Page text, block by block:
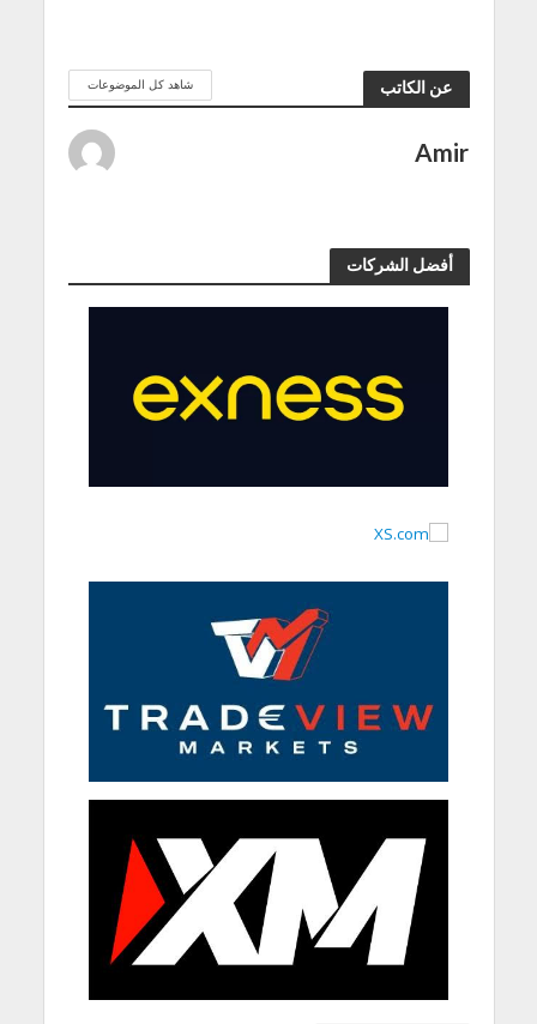
عن الكاتب شاهد كل الموضوعات
Amir
أفضل الشركات